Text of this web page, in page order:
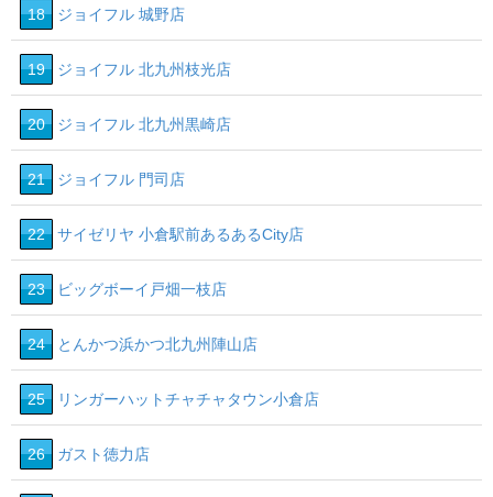
18 ジョイフル 城野店
19 ジョイフル 北九州枝光店
20 ジョイフル 北九州黒崎店
21 ジョイフル 門司店
22 サイゼリヤ 小倉駅前あるあるCity店
23 ビッグボーイ戸畑一枝店
24 とんかつ浜かつ北九州陣山店
25 リンガーハットチャチャタウン小倉店
26 ガスト徳力店